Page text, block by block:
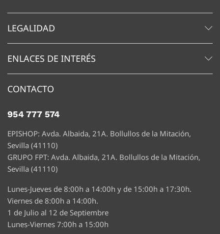
LEGALIDAD
ENLACES DE INTERÉS
CONTACTO
954 777 574
EPISHOP: Avda. Albaida, 21A. Bollullos de la Mitación,
Sevilla (41110)
GRUPO FPT: Avda. Albaida, 21A. Bollullos de la Mitación,
Sevilla (41110)
Lunes-Jueves de 8:00h a 14:00h y de 15:00h a 17:30h.
Viernes de 8:00h a 14:00h.
1 de Julio al 12 de Septiembre
Lunes-Viernes 7:00h a 15:00h